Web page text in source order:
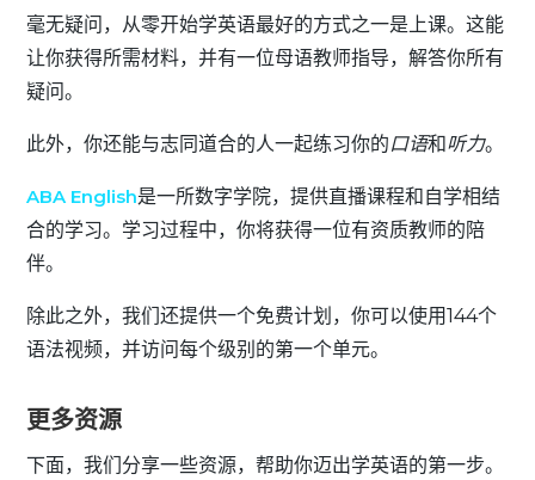
毫无疑问，从零开始学英语最好的方式之一是上课。这能
让你获得所需材料，并有一位母语教师指导，解答你所有
疑问。
此外，你还能与志同道合的人一起练习你的口语和听力。
ABA English是一所数字学院，提供直播课程和自学相结
合的学习。学习过程中，你将获得一位有资质教师的陪
伴。
除此之外，我们还提供一个免费计划，你可以使用144个
语法视频，并访问每个级别的第一个单元。
更多资源
下面，我们分享一些资源，帮助你迈出学英语的第一步。